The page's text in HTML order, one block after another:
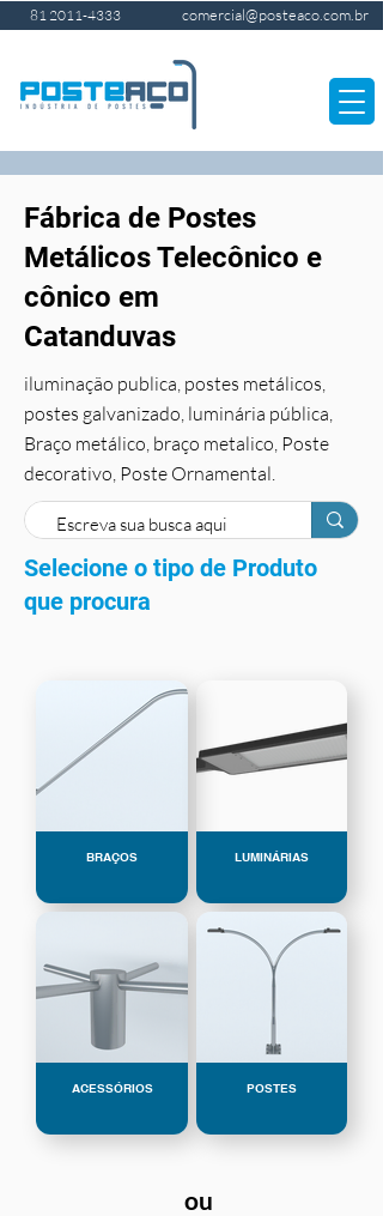
81 2011-4333 comercial@posteaco.com.br
Fábrica de Postes
Metálicos Telecônico e
cônico em
Catanduvas
iluminação publica, postes metálicos,
postes galvanizado, luminária pública,
Braço metálico, braço metalico, Poste
decorativo, Poste Ornamental.
Selecione o tipo de Produto
que procura
BRAÇOS LUMINÁRIAS
ACESSÓRIOS POSTES
ou